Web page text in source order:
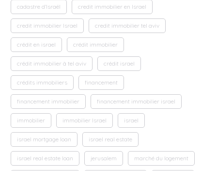
cadastre d'Israël credit immobilier en Israel
credit immobilier Israel credit immobilier tel aviv
crédit en israel crédit immobilier
crédit immobilier à tel aviv crédit israel
crédits immobiliers financement
financement immobilier financement immobilier israel
immobilier immobilier Israel israel
israel mortgage loan israel real estate
israel real estate loan jerusalem marché du logement